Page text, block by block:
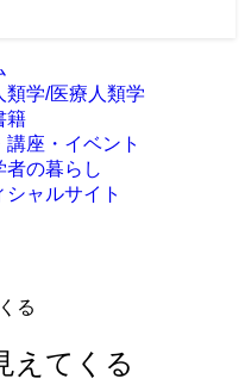
類学/医療人類学
籍
講座・イベント
者の暮らし
シャルサイト
る
えてくる